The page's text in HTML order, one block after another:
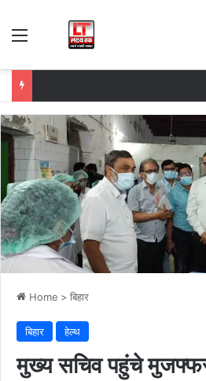
Menu
Home > बिहार
बिहार हेल्थ
मुख्य सचिव पहुंचे